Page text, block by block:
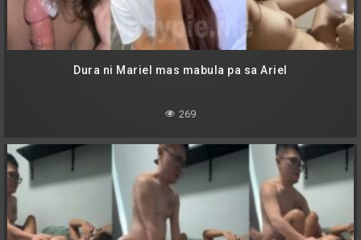
Dura ni Mariel mas mabula pa sa Ariel
269